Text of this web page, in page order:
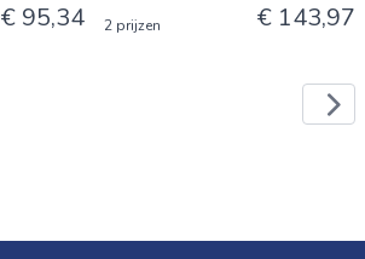
€ 95,34 2 prijzen € 143,97